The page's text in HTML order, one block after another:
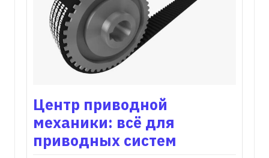
Центр приводной
механики: всё для
приводных систем